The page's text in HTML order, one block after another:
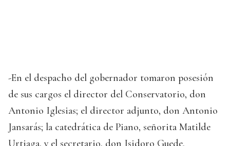
-En el despacho del gobernador tomaron posesión
de sus cargos el director del Conservatorio, don
Antonio Iglesias; el director adjunto, don Antonio
Jansarás; la catedrática de Piano, señorita Matilde
Urtiaga, y el secretario, don Isidoro Guede.